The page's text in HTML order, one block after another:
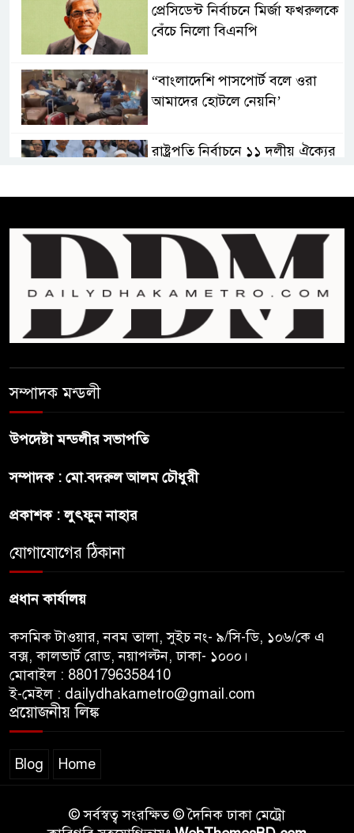
প্রেসিডেন্ট নির্বাচনে মির্জা ফখরুলকে
বেঁচে নিলো বিএনপি
“বাংলাদেশি পাসপোর্ট বলে ওরা
আমাদের হোটলে নেয়নি’
রাষ্ট্রপতি নির্বাচনে ১১ দলীয় ঐক্যের
হাতে ঘরের ছাবি তুলে দিলেন
প্রধানমন্ত্রী
সালমান শাহ হত্যা মামলায় গ্রেপ্তার
খলনায়ক ডনকে কারাগারে প্রেরণ
মৃত্যুদণ্ডপ্রাপ্ত আসামী হাসিনার
রাজসাক্ষী রিজভীর বক্তব্যে ক্ষুব্ধ
সম্পাদক মন্ডলী
উপদেষ্টা মন্ডলীর সভাপতি
সম্পাদক : মো.বদরুল আলম চৌধুরী
প্রকাশক : লুৎফুন নাহার
যোগাযোগের ঠিকানা
প্রধান কার্যালয়
কসমিক টাওয়ার, নবম তালা, সুইচ নং- ৯/সি-ডি, ১০৬/কে এ
বক্স, কালভার্ট রোড, নয়াপল্টন, ঢাকা- ১০০০।
মোবাইল : 8801796358410
ই-মেইল : dailydhakametro@gmail.com
প্রয়োজনীয় লিঙ্ক
Blog Home
© সর্বস্বত্ব সংরক্ষিত © দৈনিক ঢাকা মেট্রো